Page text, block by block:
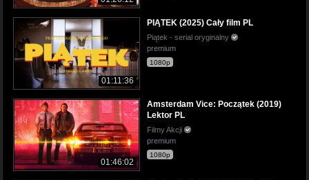
01:11:36
PIĄTEK (2025) Cały film PL
Piątek - serial oryginalny
premium
1080p
01:46:02
Amsterdam Vice: Początek (2019)
Lektor PL
Filmy Akcji
premium
1080p